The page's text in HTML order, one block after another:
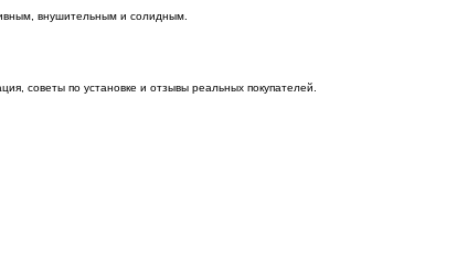
внушительным и солидным.
советы по установке и отзывы реальных покупателей.